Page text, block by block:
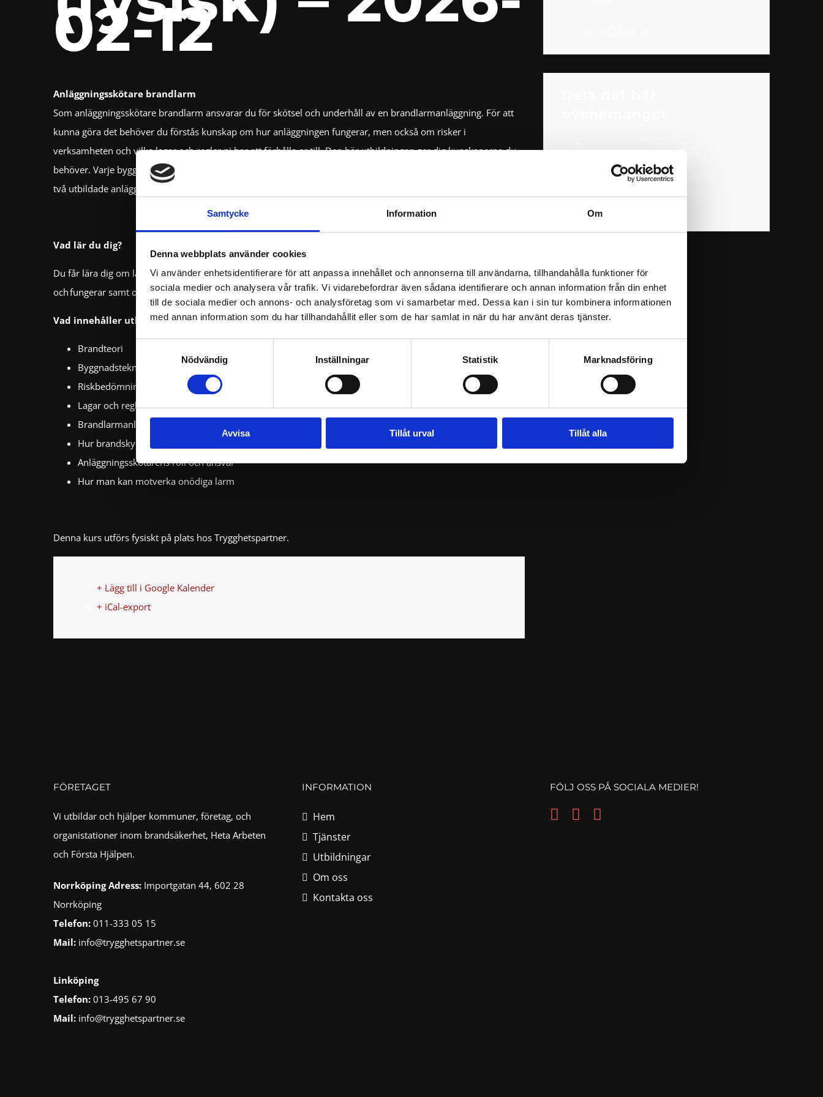
Samtycke Information Om
Denna webbplats använder cookies
Vi använder enhetsidentifierare för att anpassa innehållet och annonserna till användarna, tillhandahålla funktioner för
sociala medier och analysera vår trafik. Vi vidarebefordrar även sådana identifierare och annan information från din enhet
till de sociala medier och annons- och analysföretag som vi samarbetar med. Dessa kan i sin tur kombinera informationen
med annan information som du har tillhandahållit eller som de har samlat in när du har använt deras tjänster.
Nödvändig
Inställningar Statistik Marknadsföring
Avvisa Tillåt urval Tillåt alla
02-12
Anläggningsskötare brandlarm
Som anläggningsskötare brandlarm ansvarar du för skötsel och underhåll av en brandlarmanläggning. För att
kunna göra det behöver du förstås kunskap om hur anläggningen fungerar, men också om risker i
verksamheten och vilka lagar och regler ni har att förhålla er till. Den här utbildningen ger dig kunskaperna du
behöver. Varje byggnad som har ett installerat brandlarm enligt SBF 110:8 Regler för brandlarm ska ha minst
två utbildade anläggningsskötare. Med rätt kunskap om brandlarmet kan antalet onödiga larm minskas.
Vad lär du dig?
Du får lära dig om lagar och regler kring brandlarm, riskbedömning, hur brandlarmanläggningar är uppbyggda
och fungerar samt om skötsel och underhåll.
Vad innehåller utbildningen?
Brandteori
Byggnadstekniskt brandskydd
Riskbedömning
Lagar och regler kring brandlarm
Brandlarmanläggningens uppbyggnad och funktion
Hur brandskyddsarbetet brukar organiseras
Anläggningsskötarens roll och ansvar
Hur man kan motverka onödiga larm
Denna kurs utförs fysiskt på plats hos Trygghetspartner.
+ Lägg till i Google Kalender
+ iCal-export
FÖRETAGET
Vi utbildar och hjälper kommuner, företag, och
organistationer inom brandsäkerhet, Heta Arbeten
och Första Hjälpen.
Norrköping Adress:Importgatan 44, 602 28
Norrköping
Telefon: 011-333 05 15
Mail:info@trygghetspartner.se
Linköping
Telefon: 013-495 67 90
Mail:info@trygghetspartner.se
INFORMATION
Hem
Tjänster
Utbildningar
Om oss
Kontakta oss
FÖLJ OSS PÅ SOCIALA MEDIER!